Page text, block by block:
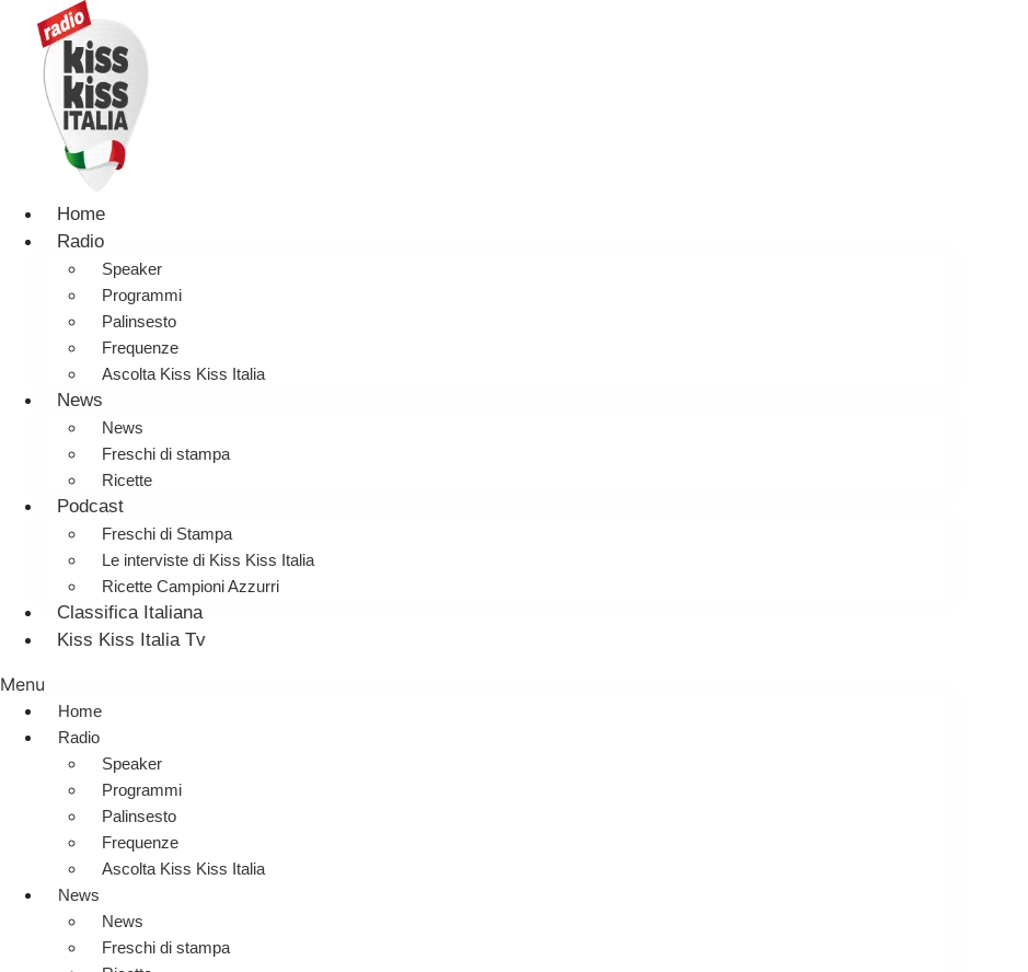
Home
Radio
Speaker
Programmi
Palinsesto
Frequenze
Ascolta Kiss Kiss Italia
News
News
Freschi di stampa
Ricette
Podcast
Freschi di Stampa
Le interviste di Kiss Kiss Italia
Ricette Campioni Azzurri
Classifica Italiana
Kiss Kiss Italia Tv
Menu
Home
Radio
Speaker
Programmi
Palinsesto
Frequenze
Ascolta Kiss Kiss Italia
News
News
Freschi di stampa